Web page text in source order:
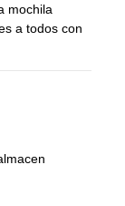
mochila
a todos con